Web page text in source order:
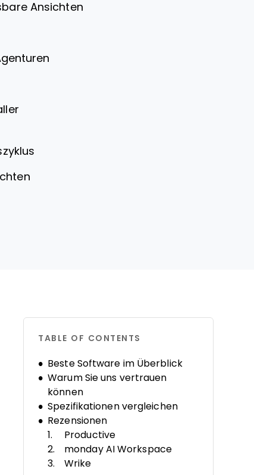
Ansichten
TABLE OF CONTENTS
Beste Software im Überblick
Warum Sie uns vertrauen
können
Spezifikationen vergleichen
Rezensionen
Productive
monday AI Workspace
Wrike